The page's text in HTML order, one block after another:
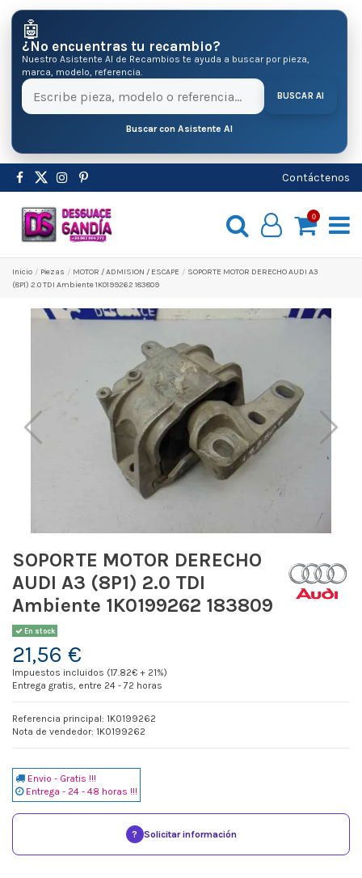
🤖
¿No encuentras tu recambio?
Nuestro Asistente AI de Recambios te ayuda a buscar por pieza,
marca, modelo, referencia.
BUSCAR AI
Buscar con Asistente AI
Contáctenos
0
Inicio Pіezas MOTOR / ADMISION / ESCAPE
SOPORTE MOTOR DERECHO AUDI A3
(8P1) 2.0 TDI Ambiente 1K0199262 183809
SOPORTE MOTOR DERECHO
AUDI A3 (8P1) 2.0 TDI
Ambiente 1K0199262 183809
En stock
21,56 €
Impuestos incluidos (17.82€ + 21%)
Entrega gratis, entre 24 - 72 horas
Referencia principal: 1K0199262
Nota de vendedor: 1K0199262
Envio - Gratis !!!
Entrega - 24 - 48 horas !!!
? Solicitar información